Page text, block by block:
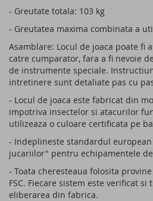
- Greutate totala: 103 kg
- Greutatea maxima combinata a
Asamblare: Locul de joaca poate fi
catre cumparator, fara a fi nevoie
de instrumente speciale.
intretinere sunt detaliate pas cu
- Locul de joaca este fabricat din
impotriva insectelor si atacurilor
utilizeaza o culoare certificata pe
- Indeplineste standardul european
jucariilor" pentru echipamentele
- Toata cheresteaua folosita
FSC. Fiecare sistem este verificat
eliberarea din fabrica.